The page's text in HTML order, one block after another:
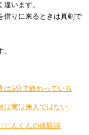
います。
借りに来るときは真剣で
は5分で終わっている
は実は無人ではない
じんくんの体験談